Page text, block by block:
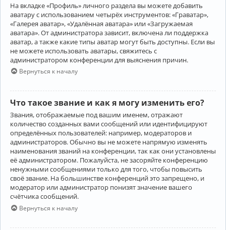
На вкладке «Профиль» личного раздела вы можете добавить
аватару с использованием четырёх инструментов: «Граватар»,
«Галерея аватар», «Удалённая аватара» или «Загружаемая
аватара». От администратора зависит, включена ли поддержка
аватар, а также какие типы аватар могут быть доступны. Если вы
не можете использовать аватары, свяжитесь с
администратором конференции для выяснения причин.
Вернуться к началу
Что такое звание и как я могу изменить его?
Звания, отображаемые под вашим именем, отражают
количество созданных вами сообщений или идентифицируют
определённых пользователей: например, модераторов и
администраторов. Обычно вы не можете напрямую изменять
наименования званий на конференции, так как они установлены
её администратором. Пожалуйста, не засоряйте конференцию
ненужными сообщениями только для того, чтобы повысить
своё звание. На большинстве конференций это запрещено, и
модератор или администратор понизят значение вашего
счётчика сообщений.
Вернуться к началу